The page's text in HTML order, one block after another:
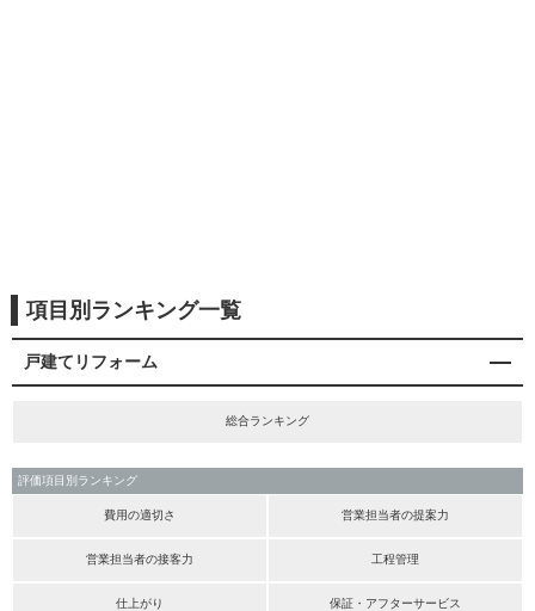
項目別ランキング一覧
戸建てリフォーム
総合ランキング
評価項目別ランキング
費用の適切さ 営業担当者の提案力
営業担当者の接客力 工程管理
仕上がり 保証・アフターサービス